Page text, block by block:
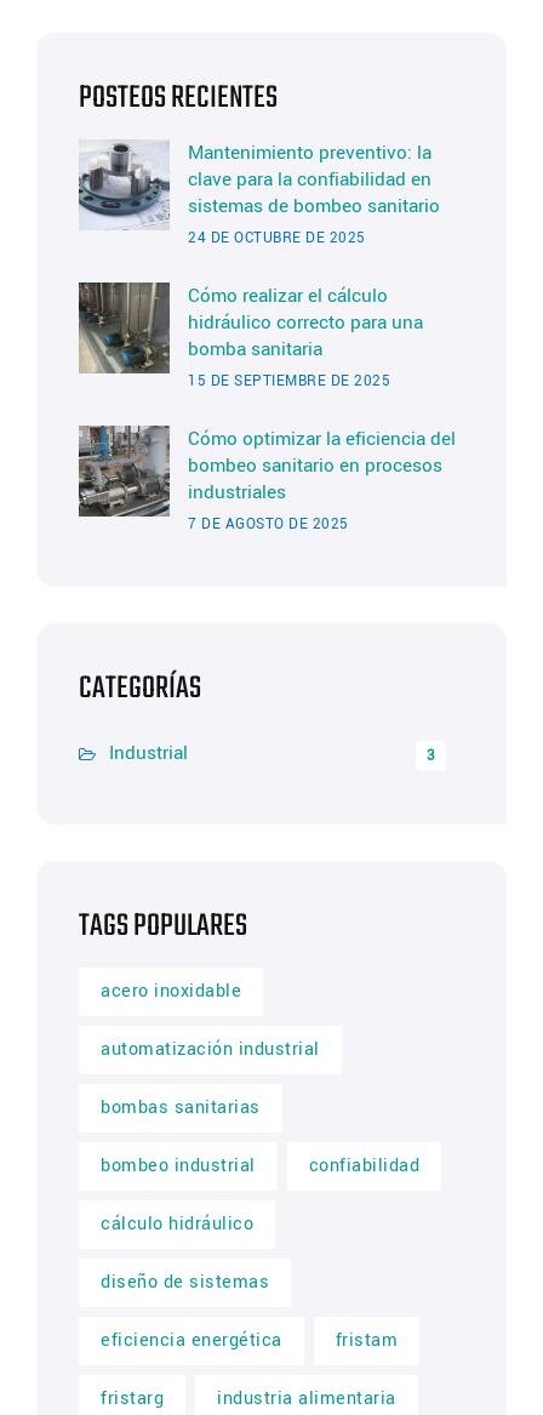
POSTEOS RECIENTES
Mantenimiento preventivo: la
clave para la confiabilidad en
sistemas de bombeo sanitario
24 DE OCTUBRE DE 2025
Cómo realizar el cálculo
hidráulico correcto para una
bomba sanitaria
15 DE SEPTIEMBRE DE 2025
Cómo optimizar la eficiencia del
bombeo sanitario en procesos
industriales
7 DE AGOSTO DE 2025
CATEGORÍAS
Industrial 3
TAGS POPULARES
acero inoxidable
automatización industrial
bombas sanitarias
bombeo industrial confiabilidad
cálculo hidráulico
diseño de sistemas
eficiencia energética fristam
fristarg industria alimentaria